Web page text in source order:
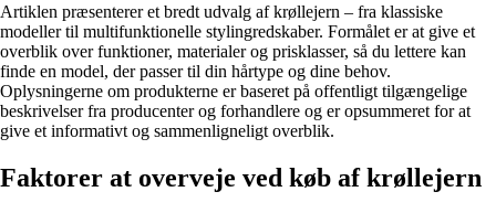
Artiklen præsenterer et bredt udvalg af krøllejern – fra klassiske
modeller til multifunktionelle stylingredskaber. Formålet er at give et
overblik over funktioner, materialer og prisklasser, så du lettere kan
finde en model, der passer til din hårtype og dine behov.
Oplysningerne om produkterne er baseret på offentligt tilgængelige
beskrivelser fra producenter og forhandlere og er opsummeret for at
give et informativt og sammenligneligt overblik.
Faktorer at overveje ved køb af krøllejern